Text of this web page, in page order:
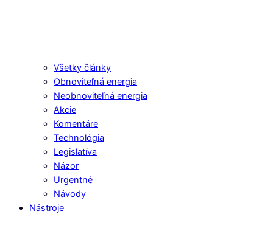
Všetky články
Obnoviteľná energia
Neobnoviteľná energia
Akcie
Komentáre
Technológia
Legislatíva
Názor
Urgentné
Návody
Nástroje